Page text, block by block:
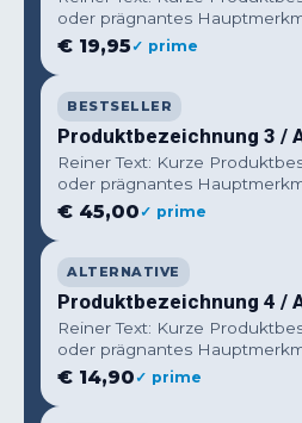
oder prägnantes
€ 19,95✓ prime
BESTSELLER
Produktbezeichnung 3 /
Reiner Text: Kurze
oder prägnantes
€ 45,00✓ prime
ALTERNATIVE
Produktbezeichnung 4 /
Reiner Text: Kurze
oder prägnantes
€ 14,90✓ prime